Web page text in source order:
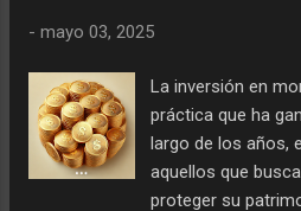
de Salud es
únicamente una
también una
economía
- mayo 03, 2025
La inversión en
práctica que ha
largo de los años,
aquellos que
proteger su